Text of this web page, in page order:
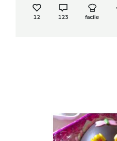
12 123 facile